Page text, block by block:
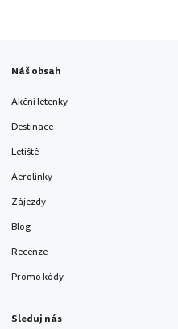
Náš obsah
Akční letenky
Destinace
Letiště
Aerolinky
Zájezdy
Blog
Recenze
Promo kódy
Sleduj nás